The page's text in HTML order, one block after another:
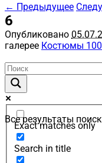
← Предыдущее
6
Опубликовано
галерее Костюмы
Все результаты
Exact matches only
Search in title